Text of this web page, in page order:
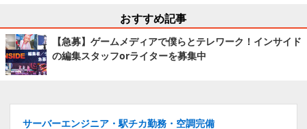
おすすめ記事
【急募】ゲームメディアで僕らとテレワーク！インサイド
の編集スタッフorライターを募集中
サーバーエンジニア・駅チカ勤務・空調完備